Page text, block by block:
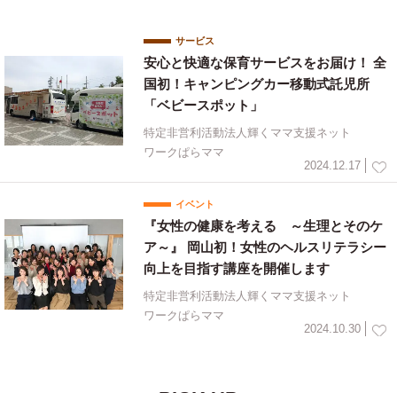
サービス
安心と快適な保育サービスをお届け！ 全
国初！キャンピングカー移動式託児所
「ベビースポット」
特定非営利活動法人輝くママ支援ネット
ワークぱらママ
2024.12.17
イベント
『女性の健康を考える ～生理とそのケ
ア～』 岡山初！女性のヘルスリテラシー
向上を目指す講座を開催します
特定非営利活動法人輝くママ支援ネット
ワークぱらママ
2024.10.30